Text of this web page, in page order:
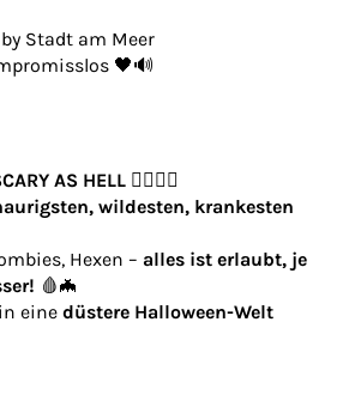
Stadt am Meer
🖤🔊
AS HELL 🧟‍♀️🧙‍♀️
wildesten, krankesten
Hexen – alles ist erlaubt, je
🩸🦇
eine düstere Halloween-Welt